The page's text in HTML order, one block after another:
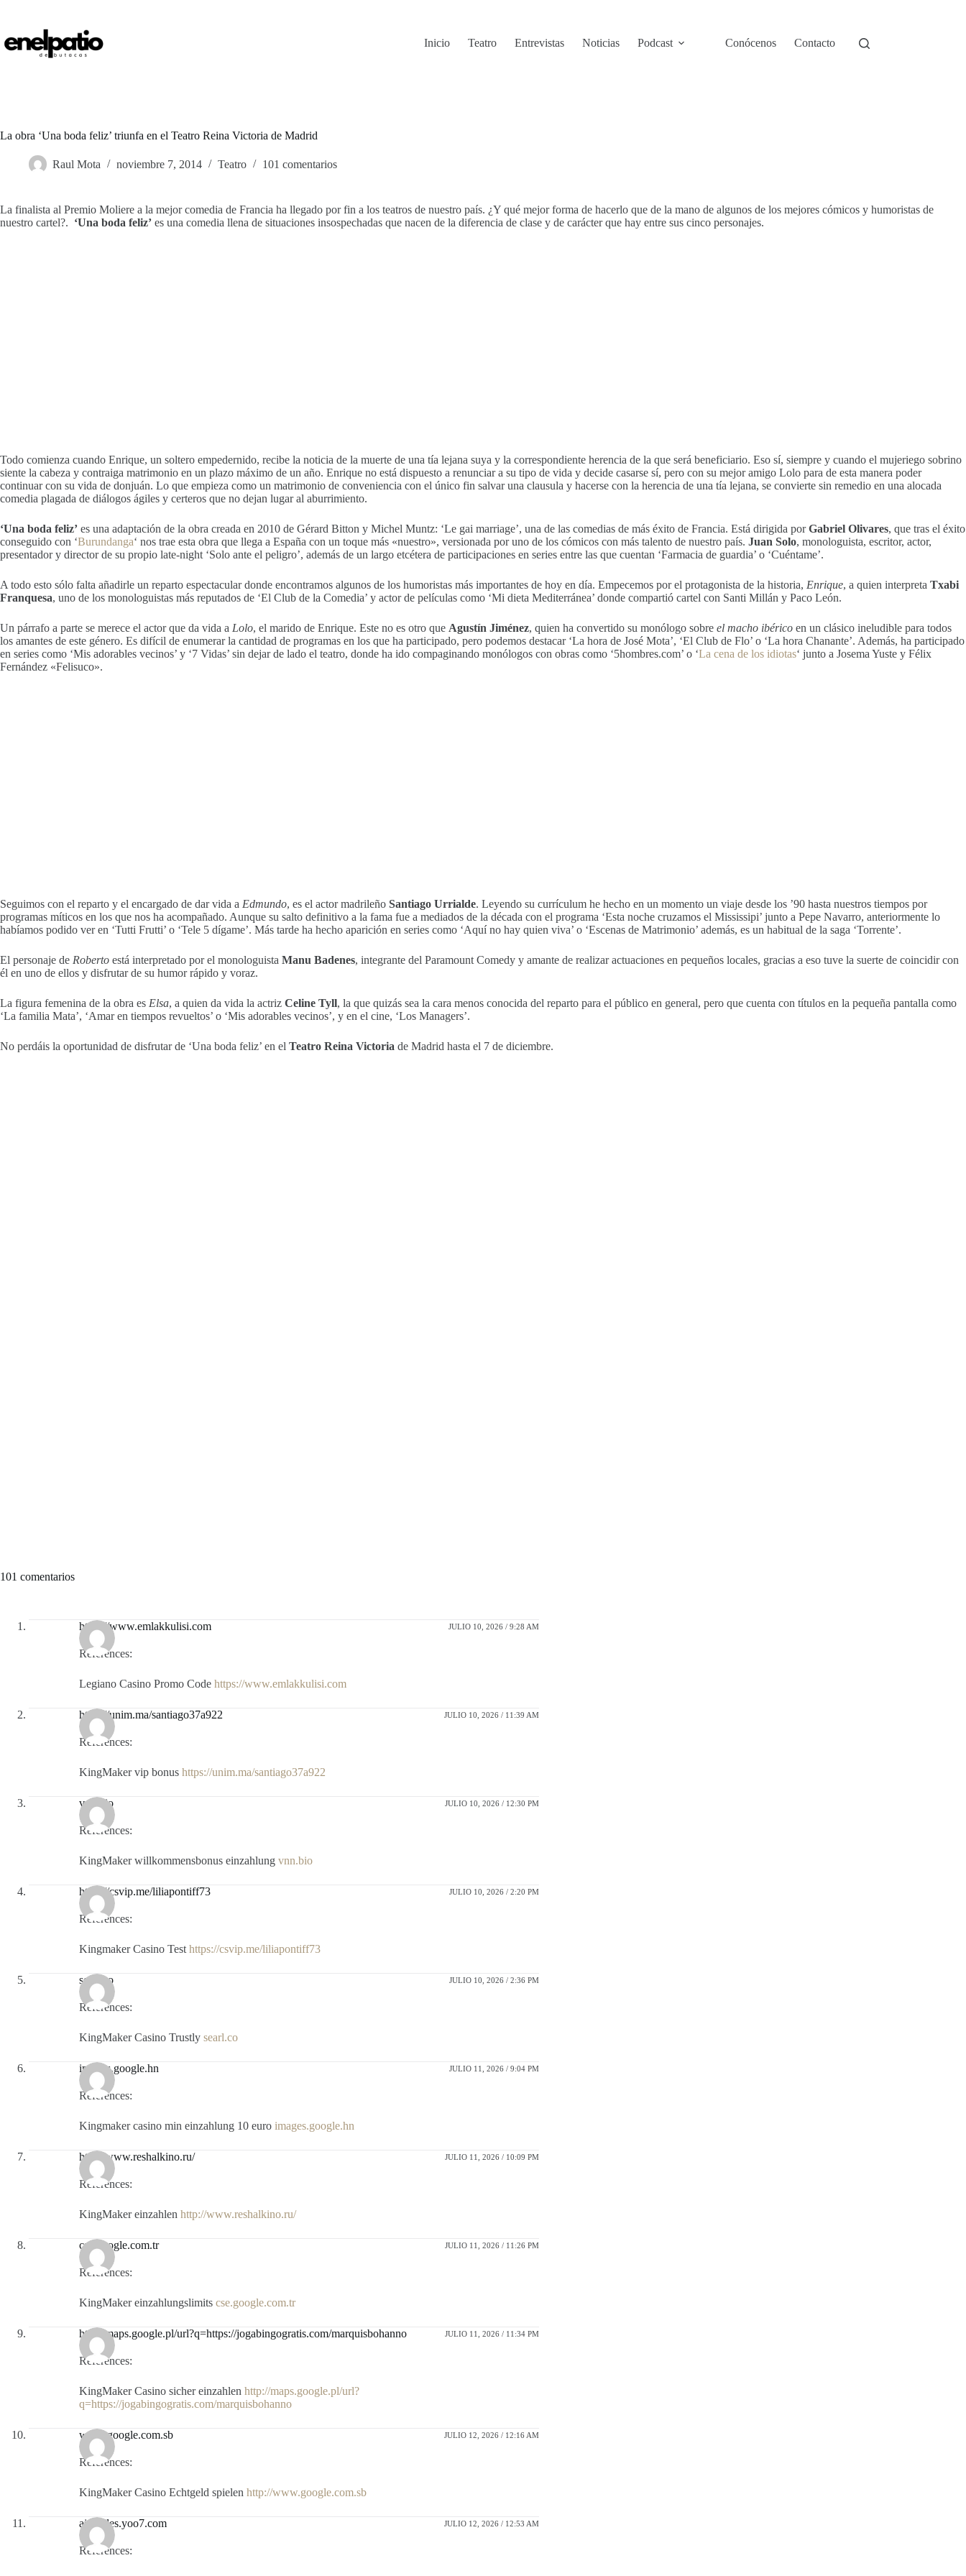
contenido
Inicio
Teatro Entrevistas Noticias Podcast Conócenos Contacto
La obra ‘Una boda feliz’ triunfa en el Teatro Reina Victoria de Madrid
Raul Mota noviembre 7, 2014 Teatro 101 comentarios
La finalista al Premio Moliere a la mejor comedia de Francia ha llegado por fin a los teatros de nuestro país. ¿Y qué mejor forma de hacerlo que de la mano de algunos de los mejores cómicos y humoristas de
nuestro cartel?. ‘Una boda feliz’ es una comedia llena de situaciones insospechadas que nacen de la diferencia de clase y de carácter que hay entre sus cinco personajes.
Todo comienza cuando Enrique, un soltero empedernido, recibe la noticia de la muerte de una tía lejana suya y la correspondiente herencia de la que será beneficiario. Eso sí, siempre y cuando el mujeriego sobrino
siente la cabeza y contraiga matrimonio en un plazo máximo de un año. Enrique no está dispuesto a renunciar a su tipo de vida y decide casarse sí, pero con su mejor amigo Lolo para de esta manera poder
continuar con su vida de donjuán. Lo que empieza como un matrimonio de conveniencia con el único fin salvar una clausula y hacerse con la herencia de una tía lejana, se convierte sin remedio en una alocada
comedia plagada de diálogos ágiles y certeros que no dejan lugar al aburrimiento.
‘Una boda feliz’ es una adaptación de la obra creada en 2010 de Gérard Bitton y Michel Muntz: ‘Le gai marriage’, una de las comedias de más éxito de Francia. Está dirigida porGabriel Olivares, que tras el éxito
conseguido con ‘Burundanga‘ nos trae esta obra que llega a España con un toque más «nuestro», versionada por uno de los cómicos con más talento de nuestro país. Juan Solo, monologuista, escritor, actor,
presentador y director de su propio late-night ‘Solo ante el peligro’, además de un largo etcétera de participaciones en series entre las que cuentan ‘Farmacia de guardia’ o ‘Cuéntame’.
A todo esto sólo falta añadirle un reparto espectacular donde encontramos algunos de los humoristas más importantes de hoy en día. Empecemos por el protagonista de la historia, Enrique, a quien interpreta Txabi
Franquesa, uno de los monologuistas más reputados de ‘El Club de la Comedia’ y actor de películas como ‘Mi dieta Mediterránea’ donde compartió cartel con Santi Millán y Paco León.
Un párrafo a parte se merece el actor que da vida a Lolo, el marido de Enrique. Este no es otro que Agustín Jiménez, quien ha convertido su monólogo sobre el macho ibérico en un clásico ineludible para todos
los amantes de este género. Es difícil de enumerar la cantidad de programas en los que ha participado, pero podemos destacar ‘La hora de José Mota’, ‘El Club de Flo’ o ‘La hora Chanante’. Además, ha participado
en series como ‘Mis adorables vecinos’ y ‘7 Vidas’ sin dejar de lado el teatro, donde ha ido compaginando monólogos con obras como ‘5hombres.com’ o ‘La cena de los idiotas‘ junto a Josema Yuste y Félix
Fernández «Felisuco».
Seguimos con el reparto y el encargado de dar vida a Edmundo, es el actor madrileño Santiago Urrialde. Leyendo su currículum he hecho en un momento un viaje desde los ’90 hasta nuestros tiempos por
programas míticos en los que nos ha acompañado. Aunque su salto definitivo a la fama fue a mediados de la década con el programa ‘Esta noche cruzamos el Mississipi’ junto a Pepe Navarro, anteriormente lo
habíamos podido ver en ‘Tutti Frutti’ o ‘Tele 5 dígame’. Más tarde ha hecho aparición en series como ‘Aquí no hay quien viva’ o ‘Escenas de Matrimonio’ además, es un habitual de la saga ‘Torrente’.
El personaje de Roberto está interpretado por el monologuista Manu Badenes, integrante del Paramount Comedy y amante de realizar actuaciones en pequeños locales, gracias a eso tuve la suerte de coincidir con
él en uno de ellos y disfrutar de su humor rápido y voraz.
La figura femenina de la obra es Elsa, a quien da vida la actriz Celine Tyll, la que quizás sea la cara menos conocida del reparto para el público en general, pero que cuenta con títulos en la pequeña pantalla como
‘La familia Mata’, ‘Amar en tiempos revueltos’ o ‘Mis adorables vecinos’, y en el cine, ‘Los Managers’.
No perdáis la oportunidad de disfrutar de ‘Una boda feliz’ en el Teatro Reina Victoria de Madrid hasta el 7 de diciembre.
101 comentarios
https://www.emlakkulisi.com JULIO 10, 2026 / 9:28 AM
References:
Legiano Casino Promo Code https://www.emlakkulisi.com
https://unim.ma/santiago37a922 JULIO 10, 2026 / 11:39 AM
References:
KingMaker vip bonus https://unim.ma/santiago37a922
vnn.bio JULIO 10, 2026 / 12:30 PM
References:
KingMaker willkommensbonus einzahlung vnn.bio
https://csvip.me/liliapontiff73 JULIO 10, 2026 / 2:20 PM
References:
Kingmaker Casino Test https://csvip.me/liliapontiff73
searl.co JULIO 10, 2026 / 2:36 PM
References:
KingMaker Casino Trustly searl.co
images.google.hn JULIO 11, 2026 / 9:04 PM
References:
Kingmaker casino min einzahlung 10 euro images.google.hn
http://www.reshalkino.ru/ JULIO 11, 2026 / 10:09 PM
References:
KingMaker einzahlen http://www.reshalkino.ru/
cse.google.com.tr JULIO 11, 2026 / 11:26 PM
References:
KingMaker einzahlungslimits cse.google.com.tr
http://maps.google.pl/url?q=https://jogabingogratis.com/marquisbohanno JULIO 11, 2026 / 11:34 PM
References:
KingMaker Casino sicher einzahlen http://maps.google.pl/url?
q=https://jogabingogratis.com/marquisbohanno
www.google.com.sb JULIO 12, 2026 / 12:16 AM
References:
KingMaker Casino Echtgeld spielen http://www.google.com.sb
aintedles.yoo7.com JULIO 12, 2026 / 12:53 AM
References: